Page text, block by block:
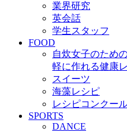
業界研究
英会話
学生スタッフ
FOOD
自炊女子のため
軽に作れる健康
スイーツ
海藻レシピ
レシピコンクー
SPORTS
DANCE